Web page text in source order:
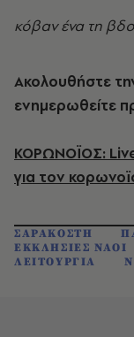
κόβαν ένα τη
Ακολουθήστε
ενημερωθείτε
ΚΟΡΩΝΟΪΟΣ:
για τον
ΣΑΡΑΚΟΣΤΗ
ΕΚΚΛΗΣΙΕΣ ΝΑΟΙ
ΛΕΙΤΟΥΡΓΙΑ